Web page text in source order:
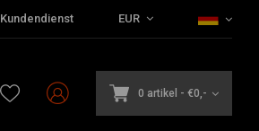
Kundendienst EUR
0 artikel - €0,-